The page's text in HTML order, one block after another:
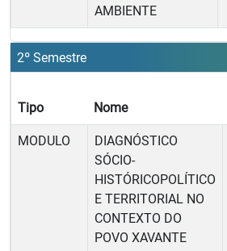
AMBIENTE
2º Semestre
Tipo Nome
MODULO
DIAGNÓSTICO
SÓCIO-
HISTÓRICOPOLÍTICO
E TERRITORIAL NO
CONTEXTO DO
POVO XAVANTE